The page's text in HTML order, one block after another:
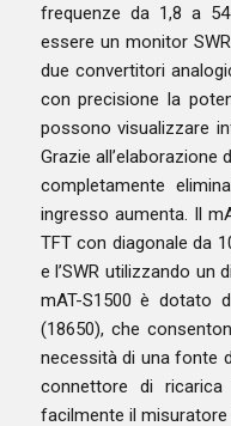
frequenze da 1,8 a
essere un monitor
due convertitori
con precisione la
possono visualizzare
Grazie
completamente
ingresso aumenta. Il
TFT con diagonale da
e l’SWR utilizzando un
mAT-S1500 è dotato
(18650), che
necessità di una fonte
connettore di
facilmente il